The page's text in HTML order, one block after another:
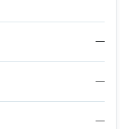
—
—
—